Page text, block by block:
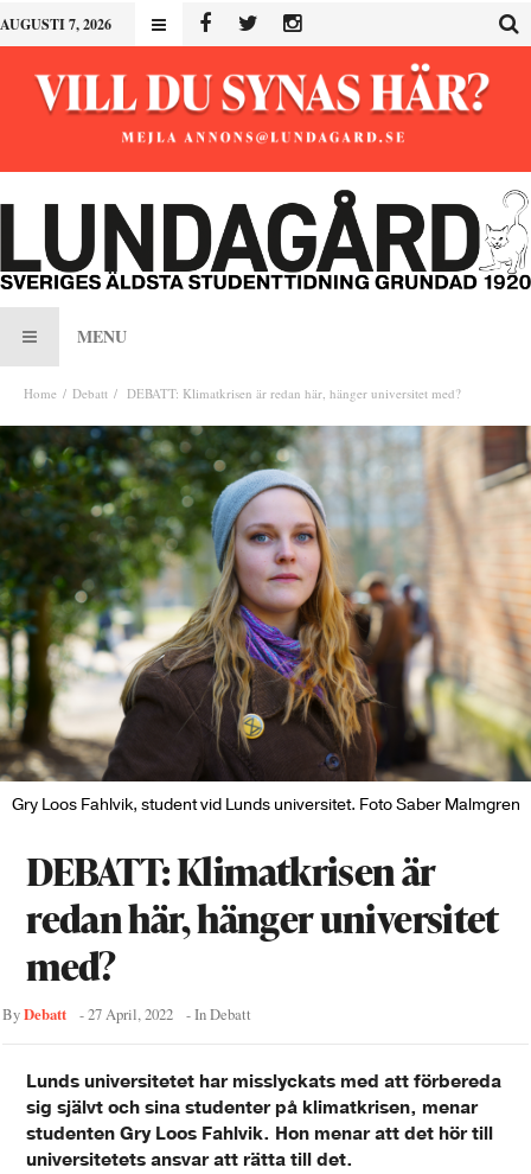
AUGUSTI 7, 2026
MENU
Home Debatt DEBATT: Klimatkrisen är redan här, hänger universitet med?
Gry Loos Fahlvik, student vid Lunds universitet. Foto Saber Malmgren
DEBATT: Klimatkrisen är
redan här, hänger universitet
med?
ByDebatt -27 April, 2022 - InDebatt
Lunds universitetet har misslyckats med att förbereda
sig självt och sina studenter på klimatkrisen, menar
studenten Gry Loos Fahlvik. Hon menar att det hör till
universitetets ansvar att rätta till det.